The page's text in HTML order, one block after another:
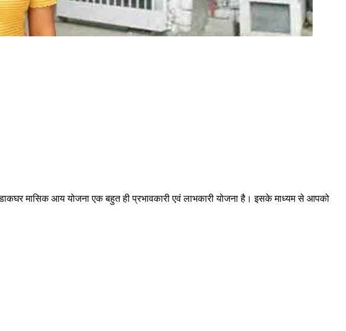
मासिक आय योजना एक बहुत ही प्रभावकारी एवं लाभकारी योजना है। इसके माध्यम से आपको